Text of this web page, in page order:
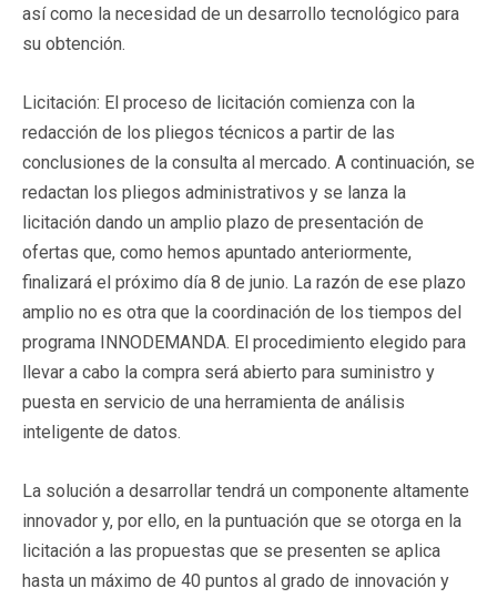
así como la necesidad de un desarrollo tecnológico para
su obtención.
Licitación: El proceso de licitación comienza con la
redacción de los pliegos técnicos a partir de las
conclusiones de la consulta al mercado. A continuación, se
redactan los pliegos administrativos y se lanza la
licitación dando un amplio plazo de presentación de
ofertas que, como hemos apuntado anteriormente,
finalizará el próximo día 8 de junio. La razón de ese plazo
amplio no es otra que la coordinación de los tiempos del
programa INNODEMANDA. El procedimiento elegido para
llevar a cabo la compra será abierto para suministro y
puesta en servicio de una herramienta de análisis
inteligente de datos.
La solución a desarrollar tendrá un componente altamente
innovador y, por ello, en la puntuación que se otorga en la
licitación a las propuestas que se presenten se aplica
hasta un máximo de 40 puntos al grado de innovación y